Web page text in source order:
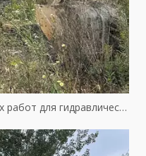
Эффективные методы земляных работ для гидравлического оборудования